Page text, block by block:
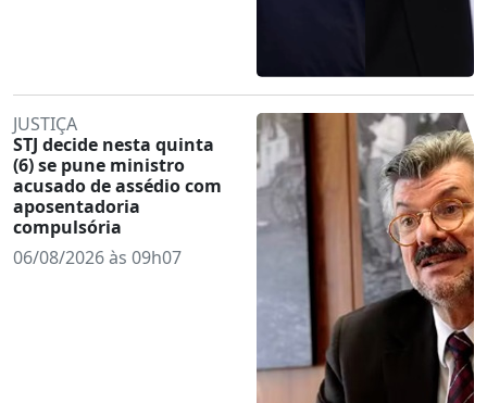
JUSTIÇA
STJ decide nesta quinta
(6) se pune ministro
acusado de assédio com
aposentadoria
compulsória
06/08/2026 às 09h07